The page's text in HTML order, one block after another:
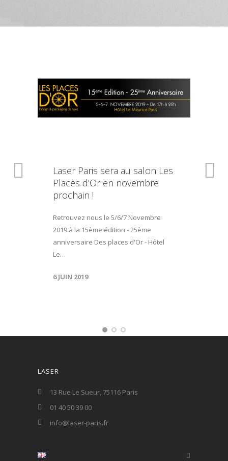
Laser Paris sera au salon Les
Places d’Or en novembre
prochain !
Retrouvez nous le 5/6/7 Novembre
2019 à la 15ème édition - 25ème
anniversaire Des places d'Or - Hôtel
Le…
6 JUIN 2019
LASER
13 Rue Le Sueur, 75116 Paris
01 40 50 39 00
info@laser-paris.fr